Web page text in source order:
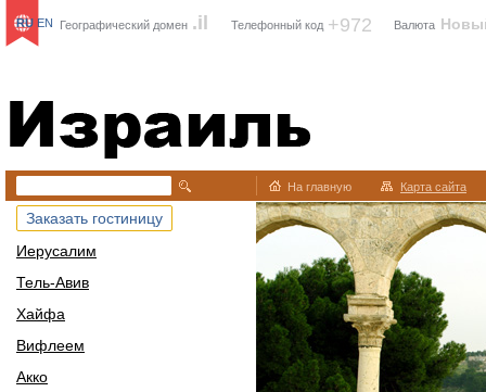
Израиль
Географический домен .il Телефонный код +972 Валюта
RU EN
На главную Карта сайта
Заказать гостиницу
Иерусалим
Тель-Авив
Хайфа
Вифлеем
Акко